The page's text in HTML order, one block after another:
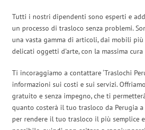
Tutti i nostri dipendenti sono esperti e
un processo di trasloco senza problemi.
una vasta gamma di articoli, dai mobili
delicati oggetti d’arte, con la massima
Ti incoraggiamo a contattare ‘Traslochi
informazioni sui costi e sui servizi.
gratuito e senza impegno, che ti
quanto costerà il tuo trasloco da Perugia
per rendere il tuo trasloco il più semplice